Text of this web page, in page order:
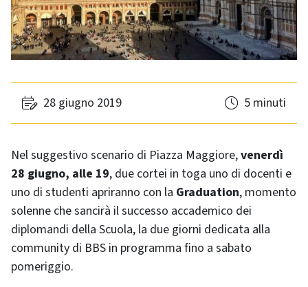
28 giugno 2019 5 minuti
Nel suggestivo scenario di Piazza Maggiore,venerdì
28 giugno, alle 19, due cortei in toga uno di docenti e
uno di studenti apriranno con la Graduation, momento
solenne che sancirà il successo accademico dei
diplomandi della Scuola, la due giorni dedicata alla
community di BBS in programma fino a sabato
pomeriggio.